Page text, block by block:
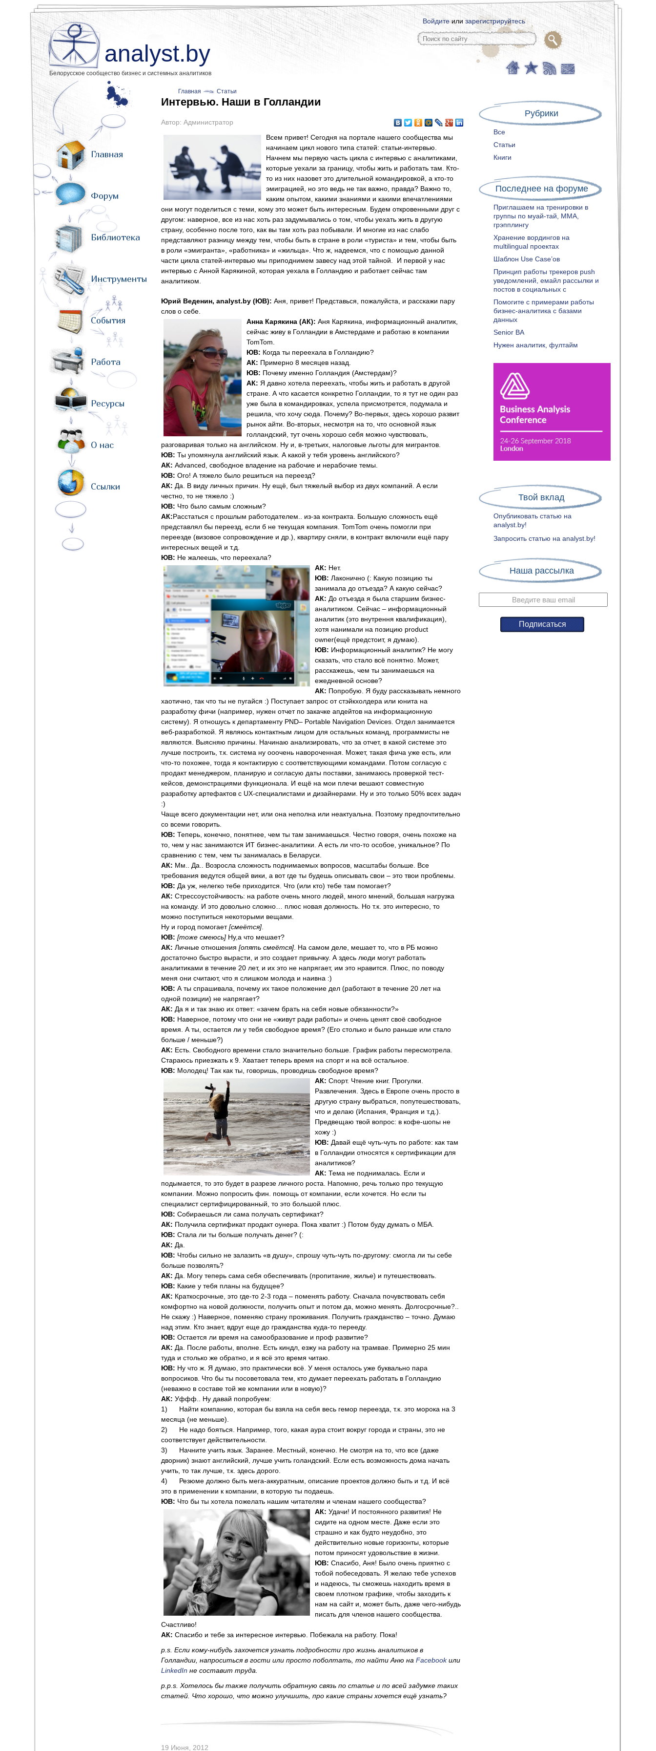
analyst.by
Белорусское сообщество бизнес и системных аналитиков
Войдитеилизарегистрируйтесь
Главная
Форум
Библиотека
Инструменты
События
Работа
Ресурсы
О нас
Ссылки
Главная Статьи
Интервью. Наши в Голландии
Автор: Администратор
Всем привет! Сегодня на портале нашего сообщества мы
начинаем цикл нового типа статей: статьи-интервью.
Начнем мы первую часть цикла с интервью с аналитиками,
которые уехали за границу, чтобы жить и работать там. Кто-
то из них назовет это длительной командировкой, а кто-то
эмиграцией, но это ведь не так важно, правда? Важно то,
каким опытом, какими знаниями и какими впечатлениями
они могут поделиться с теми, кому это может быть интересным. Будем откровенными друг с
другом: наверное, все из нас хоть раз задумывались о том, чтобы уехать жить в другую
страну, особенно после того, как вы там хоть раз побывали. И многие из нас слабо
представляют разницу между тем, чтобы быть в стране в роли «туриста» и тем, чтобы быть
в роли «эмигранта», «работника» и «жильца». Что ж, надеемся, что с помощью данной
части цикла статей-интервью мы приподнимем завесу над этой тайной. И первой у нас
интервью с Анной Карякиной, которая уехала в Голландию и работает сейчас там
аналитиком.
Юрий Веденин, analyst.by (ЮВ): Аня, привет! Представься, пожалуйста, и расскажи пару
слов о себе.
Анна Карякина (АК): Аня Карякина, информационный аналитик,
сейчас живу в Голландии в Амстердаме и работаю в компании
TomTom.
ЮВ: Когда ты переехала в Голландию?
АК: Примерно 8 месяцев назад.
ЮВ: Почему именно Голландия (Амстердам)?
АК: Я давно хотела переехать, чтобы жить и работать в другой
стране. А что касается конкретно Голландии, то я тут не один раз
уже была в командировках, успела присмотрется, подумала и
решила, что хочу сюда. Почему? Во-первых, здесь хорошо развит
рынок айти. Во-вторых, несмотря на то, что основной язык
голландский, тут очень хорошо себя можно чувствовать,
разговаривая только на английском. Ну и, в-третьих, налоговые льготы для мигрантов.
ЮВ: Ты упомянула английский язык. А какой у тебя уровень английского?
АК: Advanced, свободное владение на рабочие и нерабочие темы.
ЮВ: Ого! А тяжело было решиться на переезд?
АК: Да. В виду личных причин. Ну ещё, был тяжелый выбор из двух компаний. А если
честно, то не тяжело :)
ЮВ: Что было самым сложным?
АК:Расстаться с прошлым работодателем.. из-за контракта. Большую сложность ещё
представлял бы переезд, если б не текущая компания. TomTom очень помогли при
переезде (визовое сопровождение и др.), квартиру сняли, в контракт включили ещё пару
интересных вещей и т.д.
ЮВ: Не жалеешь, что переехала?
АК: Нет.
ЮВ: Лаконично (: Какую позицию ты
занимала до отъезда? А какую сейчас?
АК: До отъезда я была старшим бизнес-
аналитиком. Сейчас – информационный
аналитик (это внутрення квалификация),
хотя нанимали на позицию product
owner(ещё предстоит, я думаю).
ЮВ: Информационный аналитик? Не могу
сказать, что стало всё понятно. Может,
расскажешь, чем ты занимаешься на
ежедневной основе?
АК: Попробую. Я буду рассказывать немного
хаотично, так что ты не пугайся :) Поступает запрос от стэйкхолдера или юнита на
разработку фичи (например, нужен отчет по закачке апдейтов на информационную
систему). Я отношусь к департаменту PND– Portable Navigation Devices. Отдел занимается
веб-разработкой. Я являюсь контактным лицом для остальных команд, программисты не
являются. Выясняю причины. Начинаю анализировать, что за отчет, в какой системе это
лучше построить, т.к. система ну ооочень навороченная. Может, такая фича уже есть, или
что-то похожее, тогда я контактирую с соответствующими командами. Потом согласую с
продакт менеджером, планирую и согласую даты поставки, занимаюсь проверкой тест-
кейсов, демонстрациями функционала. И ещё на мои плечи вешают совместную
разработку артефактов с UX-специалистами и дизайнерами. Ну и это только 50% всех задач
:)
Чаще всего документации нет, или она неполна или неактуальна. Поэтому предпочтительно
со всеми говорить.
ЮВ: Теперь, конечно, понятнее, чем ты там занимаешься. Честно говоря, очень похоже на
то, чем у нас занимаются ИТ бизнес-аналитики. А есть ли что-то особое, уникальное? По
сравнению с тем, чем ты занималась в Беларуси.
АК: Мм.. Да.. Возросла сложность поднимаемых вопросов, масштабы больше. Все
требования ведутся общей вики, а вот где ты будешь описывать свои – это твои проблемы.
ЮВ: Да уж, нелегко тебе приходится. Что (или кто) тебе там помогает?
АК: Стрессоустойчивость: на работе очень много людей, много мнений, большая нагрузка
на команду. И это довольно сложно… плюс новая должность. Но т.к. это интересно, то
можно поступиться некоторыми вещами.
Ну и город помогает[смеётся]
ЮВ: [тоже смеюсь] Ну,а что мешает?
АК: Личные отношения [опять смеётся] . На самом деле, мешает то, что в РБ можно
достаточно быстро вырасти, и это создает привычку. А здесь люди могут работать
аналитиками в течение 20 лет, и их это не напрягает, им это нравится. Плюс, по поводу
меня они считают, что я слишком молода и наивна :)
ЮВ: А ты спрашивала, почему их такое положение дел (работают в течение 20 лет на
одной позиции) не напрягает?
АК: Да я и так знаю их ответ: «зачем брать на себя новые обязанности?»
ЮВ: Наверное, потому что они не «живут ради работы» и очень ценят своё свободное
время. А ты, остается ли у тебя свободное время? (Его столько и было раньше или стало
больше / меньше?)
АК: Есть. Свободного времени стало значительно больше. График работы пересмотрела.
Стараюсь приезжать к 9. Хватает теперь время на спорт и на всё остальное.
ЮВ: Молодец! Так как ты, говоришь, проводишь свободное время?
АК: Спорт. Чтение книг. Прогулки.
Развлечения. Здесь в Европе очень просто в
другую страну выбраться, попутешествовать,
что и делаю (Испания, Франция и т.д.).
Предвещаю твой вопрос: в кофе-шопы не
хожу :)
ЮВ: Давай ещё чуть-чуть по работе: как там
в Голландии относятся к сертификации для
аналитиков?
АК: Тема не поднималась. Если и
подымается, то это будет в разрезе личного роста. Напомню, речь только про текущую
компании. Можно попросить фин. помощь от компании, если хочется. Но если ты
специалист сертифицированный, то это большой плюс.
ЮВ: Собираешься ли сама получать сертификат?
АК: Получила сертификат продакт оунера. Пока хватит :) Потом буду думать о МБА.
ЮВ: Стала ли ты больше получать денег? (:
АК: Да.
ЮВ: Чтобы сильно не залазить «в душу», спрошу чуть-чуть по-другому: смогла ли ты себе
больше позволять?
АК: Да. Могу теперь сама себя обеспечивать (пропитание, жилье) и путешествовать.
ЮВ: Какие у тебя планы на будущее?
АК: Краткосрочные, это где-то 2-3 года – поменять работу. Сначала почувствовать себя
комфортно на новой должности, получить опыт и потом да, можно менять. Долгосрочные?..
Не скажу :) Наверное, поменяю страну проживания. Получить гражданство – точно. Думаю
над этим. Кто знает, вдруг еще до гражданства куда-то перееду.
ЮВ: Остается ли время на самообразование и проф развитие?
АК: Да. После работы, вполне. Есть киндл, езжу на работу на трамвае. Примерно 25 мин
туда и столько же обратно, и я всё это время читаю.
ЮВ: Ну что ж. Я думаю, это практически всё. У меня осталось уже буквально пара
вопросиков. Что бы ты посоветовала тем, кто думает переехать работать в Голландию
(неважно в составе той же компании или в новую)?
АК: Уффф.. Ну давай попробуем:
1) Найти компанию, которая бы взяла на себя весь гемор переезда, т.к. это морока на 3
месяца (не меньше).
2) Не надо бояться. Например, того, какая аура стоит вокруг города и страны, это не
соответствует действительности.
3) Начните учить язык. Заранее. Местный, конечно. Не смотря на то, что все (даже
дворник) знают английский, лучше учить голандский. Если есть возможность дома начать
учить, то так лучше, т.к. здесь дорого.
4) Резюме должно быть мега-аккуратным, описание проектов должно быть и т.д. И всё
это в применении к компании, в которую ты подаешь.
ЮВ: Что бы ты хотела пожелать нашим читателям и членам нашего сообщества?
АК: Удачи! И постоянного развития! Не
сидите на одном месте. Даже если это
страшно и как будто неудобно, это
действительно новые горизонты, которые
потом приносят удовольствие в жизни.
ЮВ: Спасибо, Аня! Было очень приятно с
тобой побеседовать. Я желаю тебе успехов
и надеюсь, ты сможешь находить время в
своем плотном графике, чтобы заходить к
нам на сайт и, может быть, даже чего-нибудь
писать для членов нашего сообщества.
Счастливо!
АК: Спасибо и тебе за интересное интервью. Побежала на работу. Пока!
p .s . Если кому-нибудь захочется узнать подробности про жизнь аналитиков в
Голландии, напроситься в гости или просто поболтать, то найти Аню на Facebook или
LinkedIn не составит труда.
p .p .s . Хотелось бы также получить обратную связь по статье и по всей задумке таких
статей. Что хорошо, что можно улучшить, про какие страны хочется ещё узнать?
19 Июня, 2012
Рубрики
Все
Статьи
Книги
Последнее на форуме
Приглашаем на тренировки в
группы по муай-тай, ММА,
грэпплингу
Хранение вордингов на
multilingual проектах
Шаблон Use Case’ов
Принцип работы трекеров push
уведомлений, емайл рассылки и
постов в социальных с
Помогите с примерами работы
бизнес-аналитика с базами
данных
Senior BA
Нужен аналитик, фултайм
Твой вклад
Опубликовать статью на
analyst.by!
Запросить статью на analyst.by!
Наша рассылка